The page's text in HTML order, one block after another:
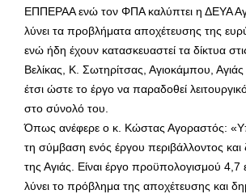
ΕΠΠΕΡΑΑ ενώ τον ΦΠΑ καλύπτει η ΔΕΥΑ
λύνει τα προβλήματα αποχέτευσης της
ενώ ήδη έχουν κατασκευαστεί τα δίκτυα
Βελίκας, Κ. Σωτηρίτσας, Αγιοκάμπου,
έτσι ώστε το έργο να παραδοθεί
στο σύνολό του.
Όπως ανέφερε ο κ. Κώστας Αγοραστός:
τη σύμβαση ενός έργου περιβάλλοντος και
της Αγιάς. Είναι έργο προϋπολογισμού
λύνει το πρόβλημα της αποχέτευσης και